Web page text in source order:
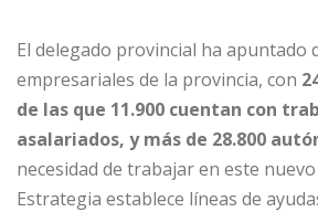
El delegado provincial ha apuntado
empresariales de la provincia, con
de las que 11.900 cuentan con
asalariados, y más de 28.800
necesidad de trabajar en este
Estrategia establece líneas de